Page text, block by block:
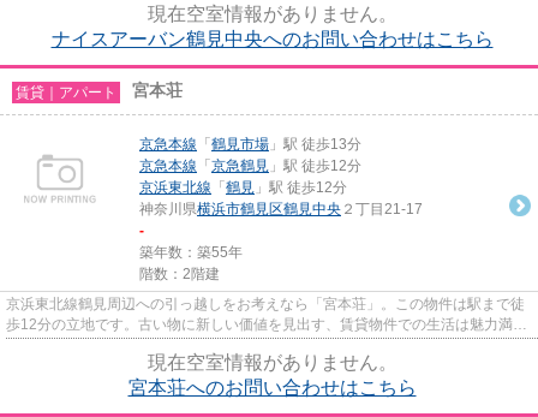
現在空室情報がありません。
ナイスアーバン鶴見中央へのお問い合わせはこちら
賃貸｜アパート 宮本荘
京急本線 「 鶴見市場 」駅 徒歩13分
京急本線 「 京急鶴見 」駅 徒歩12分
京浜東北線 「 鶴見 」駅 徒歩12分
神奈川県横浜市鶴見区鶴見中央 ２丁目21-17
-
築年数：築55年
階数：2階建
京浜東北線鶴見周辺への引っ越しをお考えなら「宮本荘」。この物件は駅まで徒
歩12分の立地です。古い物に新しい価値を見出す、賃貸物件での生活は魅力満載
現在空室情報がありません。
宮本荘へのお問い合わせはこちら